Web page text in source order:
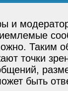
и
Таким
точки
быть